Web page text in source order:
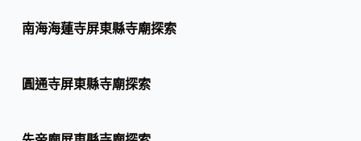
南海海蓮寺屏東縣寺廟探索
圓通寺屏東縣寺廟探索